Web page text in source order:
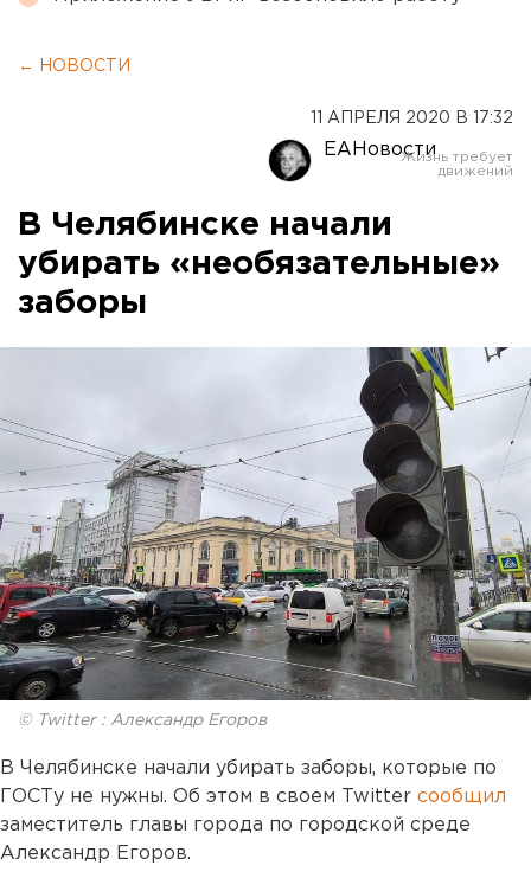
← НОВОСТИ
11 АПРЕЛЯ 2020 В 17:32
ЕАНовости
В Челябинске начали
убирать «необязательные»
заборы
© Twitter : Александр Егоров
В Челябинске начали убирать заборы, которые по
ГОСТу не нужны. Об этом в своем Twitter сообщил
заместитель главы города по городской среде
Александр Егоров.